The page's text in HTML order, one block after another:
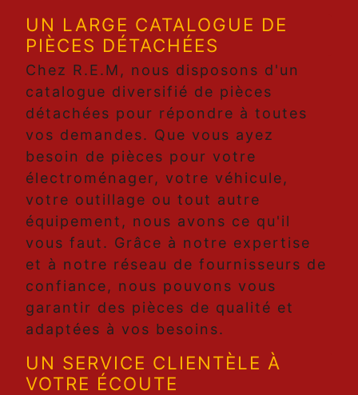
UN LARGE CATALOGUE DE
PIÈCES DÉTACHÉES
Chez R.E.M, nous disposons d'un
catalogue diversifié de pièces
détachées pour répondre à toutes
vos demandes. Que vous ayez
besoin de pièces pour votre
électroménager, votre véhicule,
votre outillage ou tout autre
équipement, nous avons ce qu'il
vous faut. Grâce à notre expertise
et à notre réseau de fournisseurs de
confiance, nous pouvons vous
garantir des pièces de qualité et
adaptées à vos besoins.
UN SERVICE CLIENTÈLE À
VOTRE ÉCOUTE